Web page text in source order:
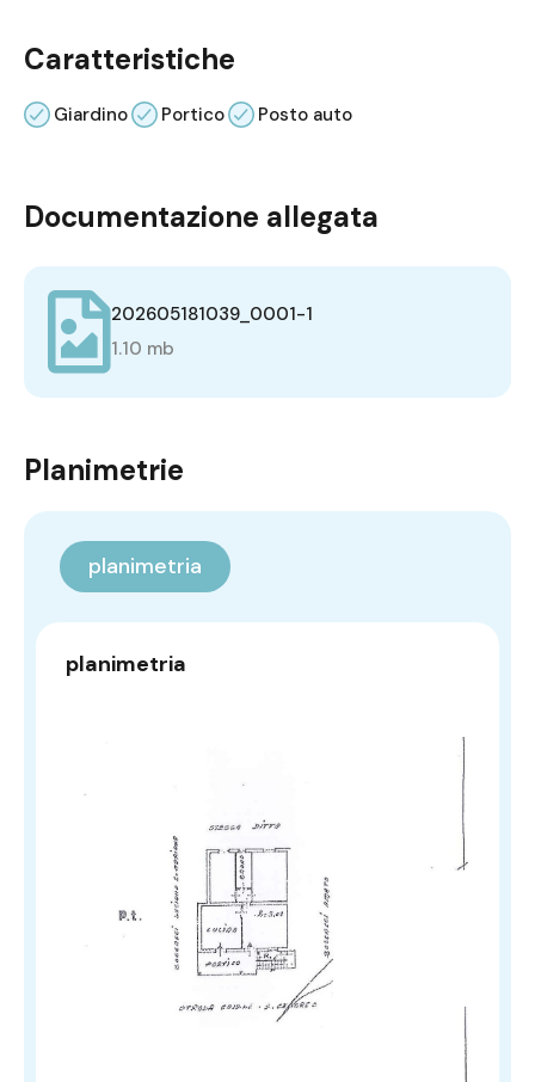
Caratteristiche
Giardino Portico Posto auto
Documentazione allegata
202605181039_0001-1
1.10 mb
Planimetrie
planimetria
planimetria